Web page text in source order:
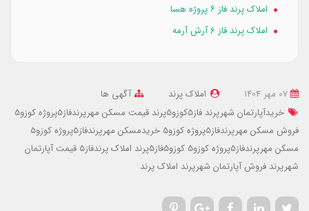
املاک پرند فاز ۶ پروژه هسا
املاک پرند فاز 6 آرش آرمه
املاک پرند
آگهی ها
خریدآپارتمان شهرپرند فاز5کوزو5پرند
قیمت مسکن مهرپرندفاز5پروژه کوزو5
فروش مسکن مهرپرندفاز5پروژه کوزو5
خریدمسکن مهرپرندفاز5پروژه کوزو5
مسکن مهرپرندفاز5پروژه کوزو5
کوزو5فاز5پرند املاک پرندفاز5
قیمت آپارتمان
شهرپرند فروش آپارتمان شهرپرند املاک پرند